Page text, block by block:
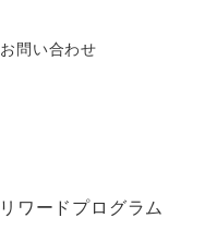
リワードプログラム
お問い合わせ